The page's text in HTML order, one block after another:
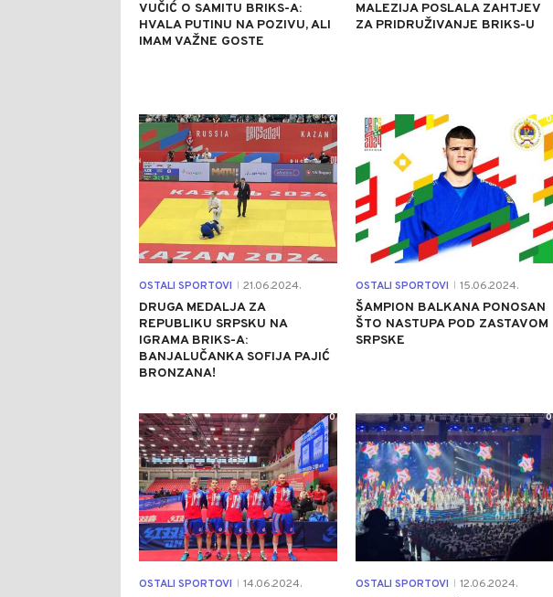
VUČIĆ O SAMITU BRIKS-A:
HVALA PUTINU NA POZIVU, ALI
IMAM VAŽNE GOSTE
MALEZIJA POSLALA ZAHTJEV
ZA PRIDRUŽIVANJE BRIKS-U
OSTALI SPORTOVI 21.06.2024.
DRUGA MEDALJA ZA
REPUBLIKU SRPSKU NA
IGRAMA BRIKS-A:
BANJALUČANKA SOFIJA PAJIĆ
BRONZANA!
0
OSTALI SPORTOVI 15.06.2024.
ŠAMPION BALKANA PONOSAN
ŠTO NASTUPA POD ZASTAVOM
SRPSKE
0
OSTALI SPORTOVI 14.06.2024.
0
OSTALI SPORTOVI 12.06.2024.
0